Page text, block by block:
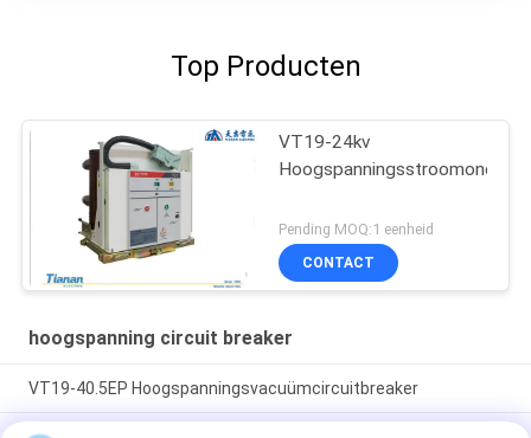
Top Producten
VT19-24kv
Pending MOQ:1 eenheid
CONTACT
hoogspanning circuit breaker
VT19-40.5EP Hoogspanningsvacuümcircuitbreaker